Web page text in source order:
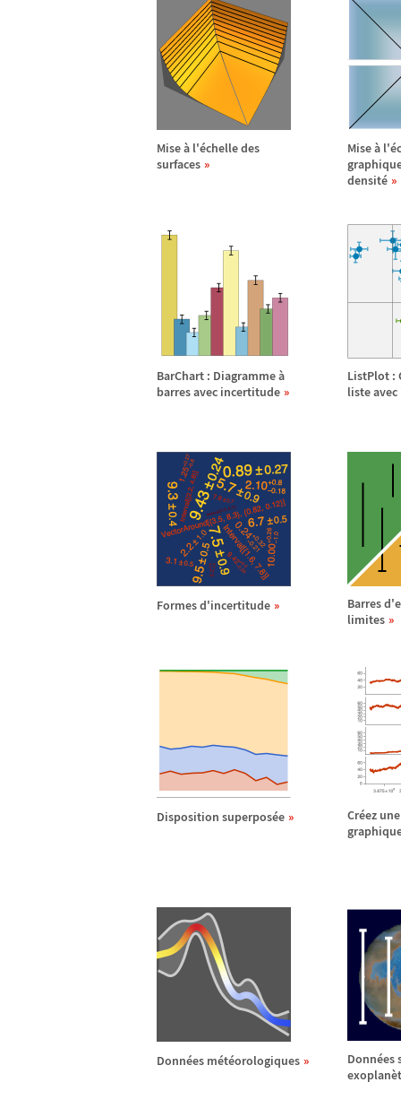
Miseà l'échelle des
surfaces
Miseà l'é
densité
BarChart : Diagrammeà
barres avec incertitude
ListPlot :
liste
Formes d'incertitude
Barres
limites
Disposition superposée Créez
Données météorologiques Données
exoplanè